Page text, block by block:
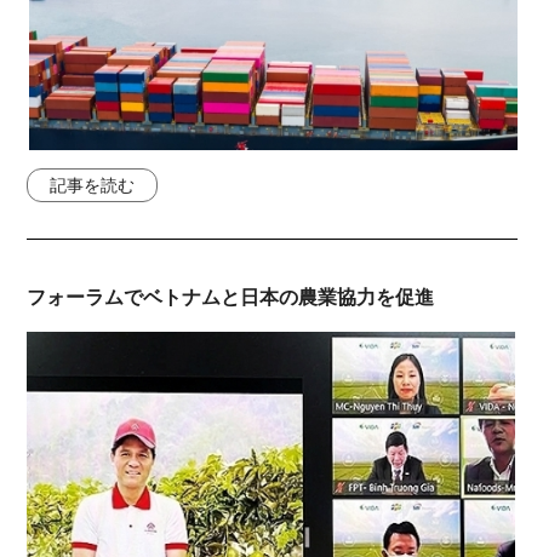
記事を読む
フォーラムでベトナムと日本の農業協力を促進